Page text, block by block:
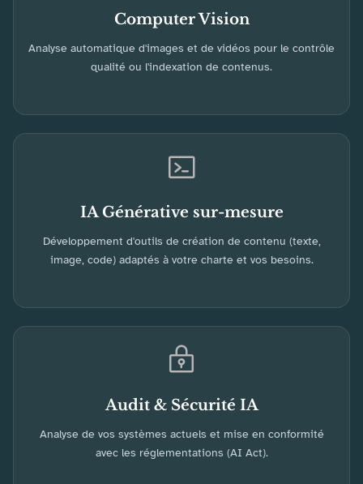
Computer Vision
Analyse automatique d'images et de vidéos pour le contrôle
qualité ou l'indexation de contenus.
IA Générative sur-mesure
Développement d'outils de création de contenu (texte,
image, code) adaptés à votre charte et vos besoins.
Audit & Sécurité IA
Analyse de vos systèmes actuels et mise en conformité
avec les réglementations (AI Act).